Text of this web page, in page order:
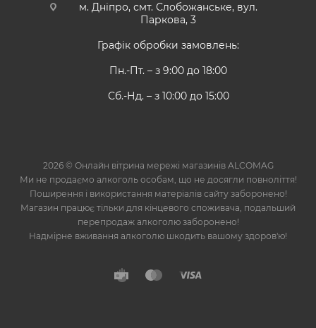
м. Дніпро, смт. Слобожанське, вул.
Паркова, 3
Графік обробки замовлень:
Пн.-Пт. – з 9:00 до 18:00
Сб.-Нд. – з 10:00 до 15:00
2026 © Онлайн вітрина мережі магазинів ALCOMAG
Ми не продаємо алкоголь особам, що не досягли повноліття!
Поширення і використання матеріалів сайту заборонено!
Магазин працює тільки для кінцевого споживача, подальший
перепродаж алкоголю заборонено!
Надмірне вживання алкоголю шкодить вашому здоров'ю!